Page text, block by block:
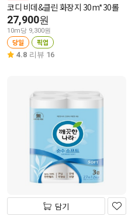
코디 비데&클린 화장지 30m*30롤
27,900원
10m당 9,300원
당일 픽업
4.8 리뷰 16
담기